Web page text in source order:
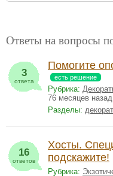
Ответы на вопросы
3
ответа
Помогите
есть решение
Рубрика:
76 месяцев назад
Разделы:
16
ответов
Хосты.
подскажите!
Рубрика: